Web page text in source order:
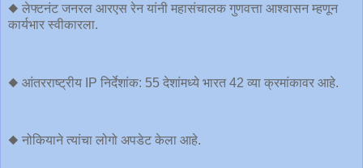
◆ लेफ्टनंट जनरल आरएस रेन यांनी महासंचालक गुणवत्ता आश्वासन म्हणून
कार्यभार स्वीकारला.
◆ आंतरराष्ट्रीय IP निर्देशांक: 55 देशांमध्ये भारत 42 व्या क्रमांकावर आहे.
◆ नोकियाने त्यांचा लोगो अपडेट केला आहे.